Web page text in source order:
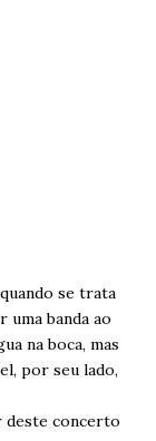
se trata
banda ao
na boca, mas
por seu lado,
deste concerto